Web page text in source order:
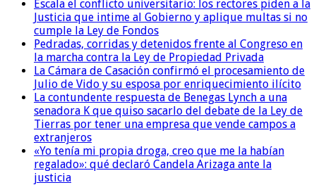
Escala el conflicto universitario: los rectores piden a la
Justicia que intime al Gobierno y aplique multas si no
cumple la Ley de Fondos
Pedradas, corridas y detenidos frente al Congreso en
la marcha contra la Ley de Propiedad Privada
La Cámara de Casación confirmó el procesamiento de
Julio de Vido y su esposa por enriquecimiento ilícito
La contundente respuesta de Benegas Lynch a una
senadora K que quiso sacarlo del debate de la Ley de
Tierras por tener una empresa que vende campos a
extranjeros
«Yo tenía mi propia droga, creo que me la habían
regalado»: qué declaró Candela Arizaga ante la
justicia